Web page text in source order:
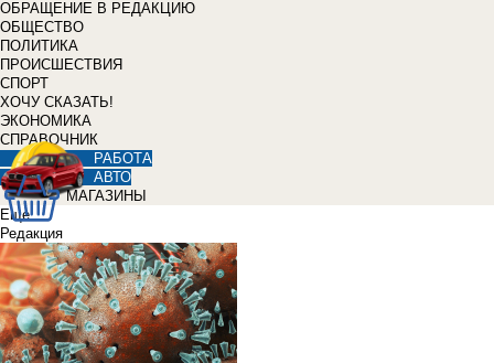
ОБРАЩЕНИЕ В РЕДАКЦИЮ
ОБЩЕСТВО
ПОЛИТИКА
ПРОИСШЕСТВИЯ
СПОРТ
ХОЧУ СКАЗАТЬ!
ЭКОНОМИКА
СПРАВОЧНИК
РАБОТА
АВТО
МАГАЗИНЫ
Еще
Редакция